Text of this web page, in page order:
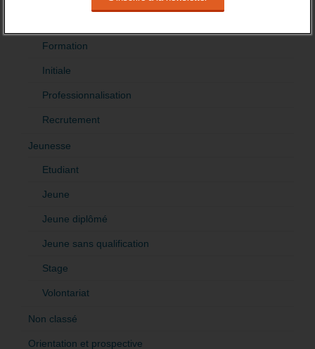
Formation
Initiale
Professionnalisation
Recrutement
Jeunesse
Etudiant
Jeune
Jeune diplômé
Jeune sans qualification
Stage
Volontariat
Non classé
Orientation et prospective